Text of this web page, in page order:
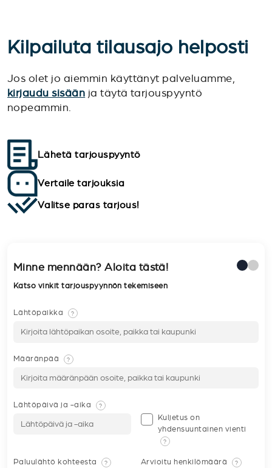
Kilpailuta tilausajo helposti
Jos olet jo aiemmin käyttänyt palveluamme,
kirjaudu sisään ja täytä tarjouspyyntö
nopeammin.
Lähetä tarjouspyyntö
Vertaile tarjouksia
Valitse paras tarjous!
Minne mennään? Aloita tästä!
Katso vinkit tarjouspyynnön tekemiseen
Lähtöpaikka ?
Määränpää ?
Lähtöpäivä ja -aika ?
Kuljetus on
yhdensuuntainen vienti
?
Paluulähtö kohteesta ? Arvioitu henkilömäärä ?